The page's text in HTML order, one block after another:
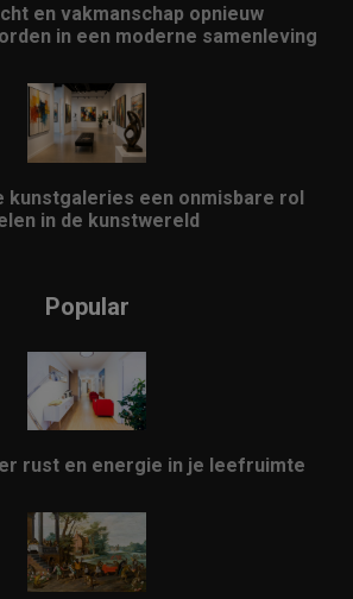
en vakmanschap opnieuw
in een moderne samenleving
kunstgaleries een onmisbare rol
in de kunstwereld
Popular
rust en energie in je leefruimte